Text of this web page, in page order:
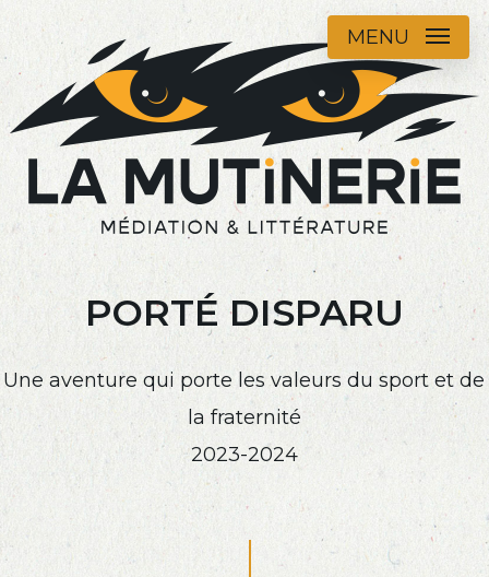
to
main
content
MENU
PORTÉ DISPARU
Une aventure qui porte les valeurs du sport et de
la fraternité
2023-2024